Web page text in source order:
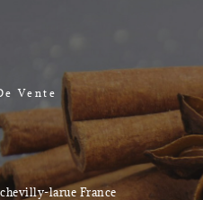
Vente
larue France